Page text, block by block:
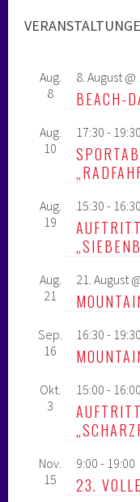
Aug.
8
8. August @
BEACH-
Aug.
10
17:30 - 19:30
Aug.
19
15:30 - 16:30
Aug.
21
21. August
Sep.
16
16:30 - 19:30
Okt.
3
15:00 - 16:00
Nov.
15
9:00 - 19:00
23.